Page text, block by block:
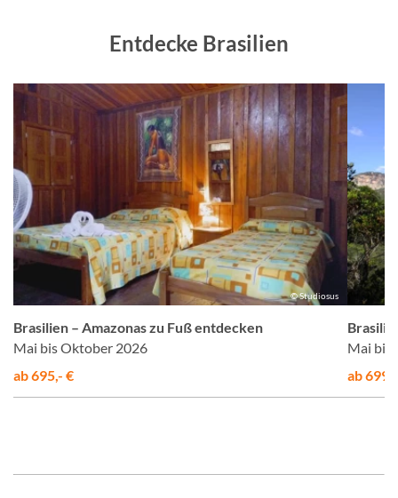
Entdecke Brasilien
© Studiosus
Brasilien – Amazonas zu Fuß entdecken
Mai bis Oktober 2026
ab 695,- €
Mai bis
ab